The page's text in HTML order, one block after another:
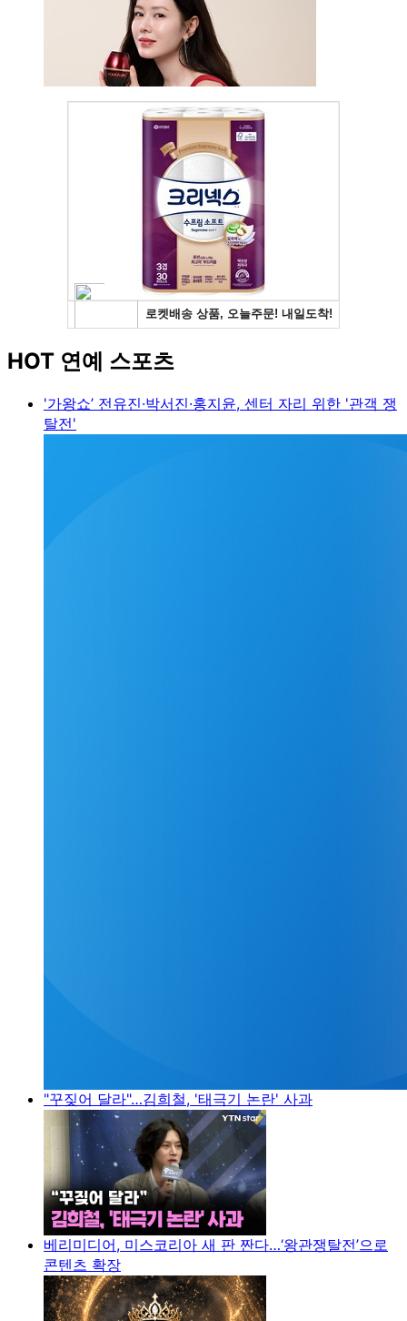
HOT 연예 스포츠
'가왕쇼’ 전유진·박서진·홍지윤, 센터 자리 위한 '관객 쟁
탈전'
"꾸짖어 달라"…김희철, '태극기 논란' 사과
베리미디어, 미스코리아 새 판 짠다…‘왕관쟁탈전’으로
콘텐츠 확장